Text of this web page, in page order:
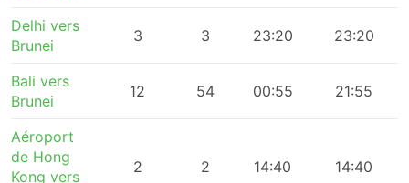
Delhi vers
Brunei
3 3 23:20 23:20
Bali vers
Brunei
12 54 00:55 21:55
Aéroport
de Hong
Kong vers
2 2 14:40 14:40